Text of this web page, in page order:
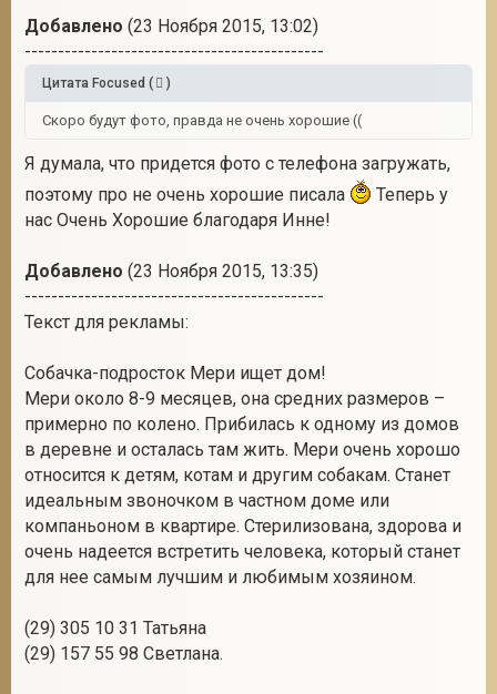
Добавлено (23 Ноября 2015, 13:02)
---------------------------------------------
Цитата Focused ( )
Скоро будут фото, правда не очень хорошие ((
Я думала, что придется фото с телефона загружать,
поэтому про не очень хорошие писала
Теперь у
нас Очень Хорошие благодаря Инне!
Добавлено (23 Ноября 2015, 13:35)
---------------------------------------------
Текст для рекламы:
Собачка-подросток Мери ищет дом!
Мери около 8-9 месяцев, она средних размеров –
примерно по колено. Прибилась к одному из домов
в деревне и осталась там жить. Мери очень хорошо
относится к детям, котам и другим собакам. Станет
идеальным звоночком в частном доме или
компаньоном в квартире. Стерилизована, здорова и
очень надеется встретить человека, который станет
для нее самым лучшим и любимым хозяином.
(29) 305 10 31 Татьяна
(29) 157 55 98 Светлана.